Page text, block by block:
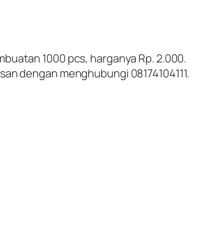
1000 pcs, harganya Rp. 2.000.
dengan menghubungi 08174104111.